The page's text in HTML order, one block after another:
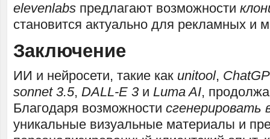
elevenlabs предлагают возможности
становится актуально для рекламных и
Заключение
ИИ и нейросети, такие как unitool,
sonnet 3.5, DALL-E 3 и Luma AI,
Благодаря возможности сгенерировать
уникальные визуальные материалы и